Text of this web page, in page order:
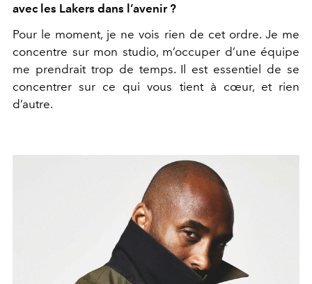
avec les Lakers dans l’avenir ?
Pour le moment, je ne vois rien de cet ordre. Je me
concentre sur mon studio, m’occuper d’une équipe
me prendrait trop de temps. Il est essentiel de se
concentrer sur ce qui vous tient à cœur, et rien
d’autre.